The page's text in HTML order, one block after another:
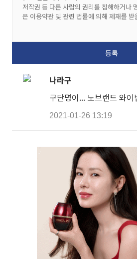
나라구
구단명이... 노브랜드 와이
2021-01-26 13:19